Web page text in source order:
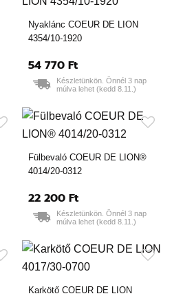
Nyaklánc COEUR DE LION
4354/10-1920
54 770 Ft
Készletünkön. Önnél 3 nap
múlva lehet (kedd 8.11.)
Fülbevaló COEUR DE LION®
4014/20-0312
22 200 Ft
Készletünkön. Önnél 3 nap
múlva lehet (kedd 8.11.)
Karkötő COEUR DE LION